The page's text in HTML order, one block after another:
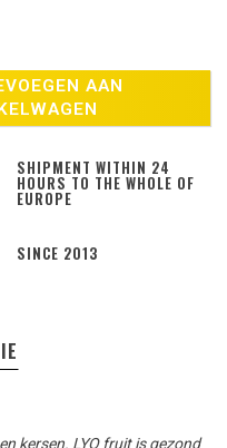
AAN
SHIPMENT WITHIN 24
HOURS TO THE WHOLE OF
EUROPE
SINCE 2013
kersen. LYO fruit is gezond